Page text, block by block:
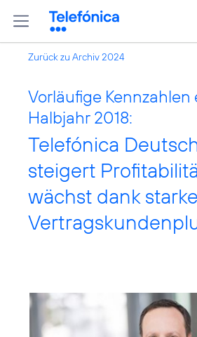
Zurück zu Archiv 2024
Vorläufige Kennzahlen
Halbjahr 2018:
Telefónica
steigert
wächst dank